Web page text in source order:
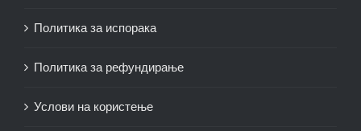
Политика за испорака
Политика за рефундирање
Услови на користење